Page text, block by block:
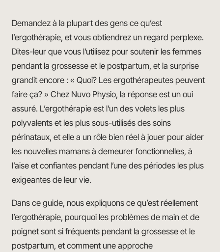
Demandez à la plupart des gens ce qu’est
l’ergothérapie, et vous obtiendrez un regard perplexe.
Dites-leur que vous l’utilisez pour soutenir les femmes
pendant la grossesse et le postpartum, et la surprise
grandit encore : « Quoi? Les ergothérapeutes peuvent
faire ça? » Chez Nuvo Physio, la réponse est un oui
assuré. L’ergothérapie est l’un des volets les plus
polyvalents et les plus sous-utilisés des soins
périnataux, et elle a un rôle bien réel à jouer pour aider
les nouvelles mamans à demeurer fonctionnelles, à
l’aise et confiantes pendant l’une des périodes les plus
exigeantes de leur vie.
Dans ce guide, nous expliquons ce qu’est réellement
l’ergothérapie, pourquoi les problèmes de main et de
poignet sont si fréquents pendant la grossesse et le
postpartum, et comment une approche